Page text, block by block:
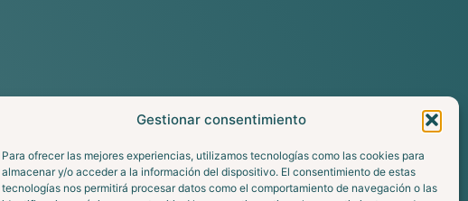
Gestionar consentimiento
Para ofrecer las mejores experiencias, utilizamos tecnologías como las cookies para
almacenar y/o acceder a la información del dispositivo. El consentimiento de estas
tecnologías nos permitirá procesar datos como el comportamiento de navegación o las